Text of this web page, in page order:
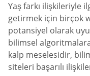
Yaş farkı ilişkileriyle
getirmek için birçok
potansiyel olarak
bilimsel
kalp meselesidir,
siteleri başarılı